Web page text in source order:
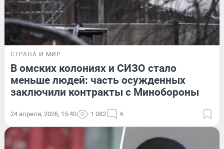
СТРАНА И МИР
В омских колониях и СИЗО стало
меньше людей: часть осужденных
заключили контракты с Минобороны
24 апреля, 2026, 15:40 1 082 6